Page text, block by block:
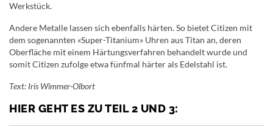
Werkstück.
Andere Metalle lassen sich ebenfalls härten. So bietet Citizen mit
dem sogenannten «Super-Titanium» Uhren aus Titan an, deren
Oberfläche mit einem Härtungsverfahren behandelt wurde und
somit Citizen zufolge etwa fünfmal härter als Edelstahl ist.
Text: Iris Wimmer-Olbort
HIER GEHT ES ZU TEIL 2 UND 3: